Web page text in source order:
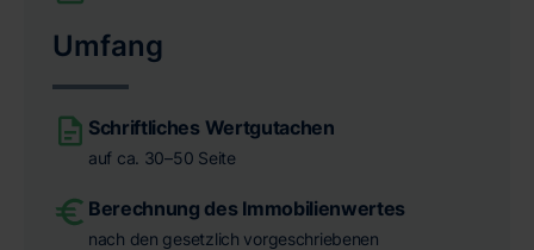
Umfang
Schriftliches Wertgutachen
auf ca. 30–50 Seite
Berechnung des Immobilienwertes
nach den gesetzlich vorgeschriebenen